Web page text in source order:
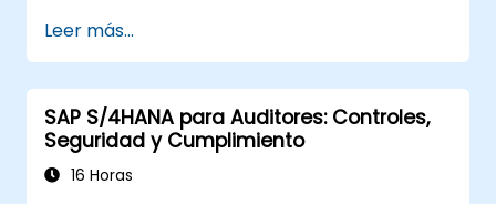
Leer más...
SAP S/4HANA para Auditores: Controles,
Seguridad y Cumplimiento
16 Horas